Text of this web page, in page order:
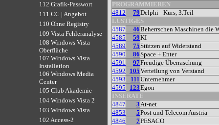
112 Grafik-Passwort
111 CC | Angebot
110 Ohne Registry
109 Vista Fehleranalyse
108 Windows Vista
Oberfläche
107 Windows Vista
Installation
106 Windows Media
Center
105 Club Akademie
104 Windows Vista 2
103 Windows Vista
102 Access-2
PROGRAMMIEREN
4812
79Delphi - Kurs, 3.Teil
LUSTIGES
4587
46Beherrschen Maschinen die
4585
59KI
4589
75Stützen auf Widerstand
4590
86Space + Enter
4591
97Freudige Überraschung
4592
105Verteilung von Verstand
4593
111Unternehmer
4595
123Egon
INSERATE
4847
3At-net
4853
5Post und Telecom Austria
4846
7PESACO